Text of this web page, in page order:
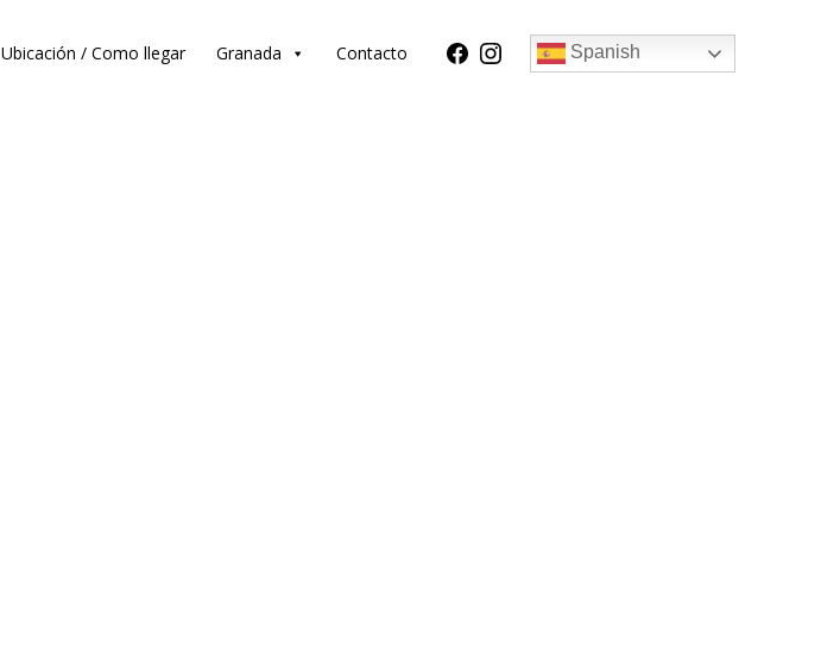
Ubicación / Como llegar Granada Contacto Spanish